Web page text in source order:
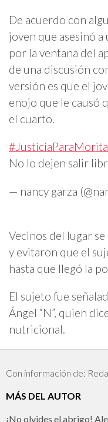
De acuerdo con
joven que asesinó
por la ventana del
de una discusión
versión es que el
enojo que le causó
el cuarto.
#JusticiaParaMorita
No lo dejen salir
— nancy garza
Vecinos del lugar
y evitaron que el
hasta que llegó la
El sujeto fue
Ángel “N”, quien
nutricional.
Con información de:
MÁS DEL AUTOR
¡No olvides el abrigo!